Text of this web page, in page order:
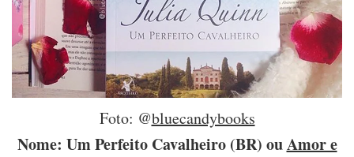
Foto: @bluecandybooks
Nome: Um Perfeito Cavalheiro (BR) ouAmor e